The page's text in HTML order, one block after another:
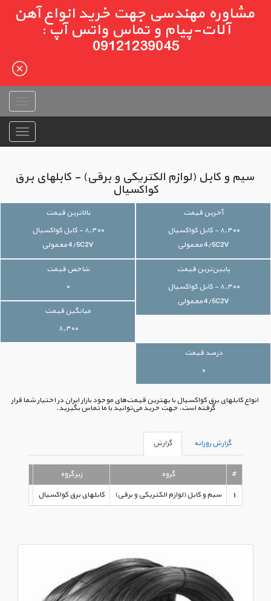
مشاوره مهندسی جهت خرید انواع آهن
آلات-پیام و تماس واتس آپ :
09121239045
سیم و کابل (لوازم الکتریکی و برقی) - کابلهای برق
کواکسیال
آخرین قیمت
۸,۴۰۰ - کابل کواکسیال
4/5C2V معمولی
بالاترین قیمت
۸,۴۰۰ - کابل کواکسیال
4/5C2V معمولی
پایین‌ترین قیمت
۸,۴۰۰ - کابل کواکسیال
4/5C2V معمولی
شاخص قیمت
۰
میانگین قیمت
۸,۴۰۰
درصد قیمت
۰
انواع کابلهای برق کواکسیال با بهترین قیمت‌های موجود بازار ایران در اختیار شما قرار
گرفته است. جهت خرید می‌توانید با ما تماس بگیرید.
گزارش روزانه گزارش
# گروه
زیرگروه
1
سیم و کابل (لوازم الکتریکی و برقی) کابلهای برق کواکسیال